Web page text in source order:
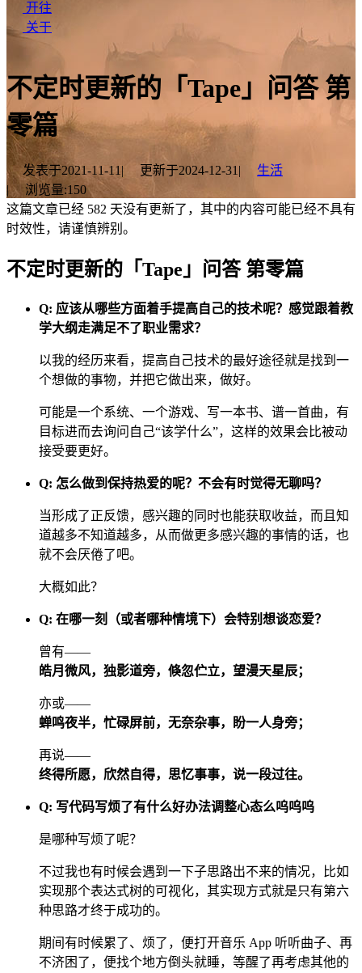
开往
关于
不定时更新的「Tape」问答 第
零篇
发表于2021-11-11 | 更新于2024-12-31 |
生活
|
浏览量:150
这篇文章已经 582 天没有更新了，其中的内容可能已经不具有
时效性，请谨慎辨别。
不定时更新的「Tape」问答 第零篇
Q: 应该从哪些方面着手提高自己的技术呢？感觉跟着教
学大纲走满足不了职业需求？
以我的经历来看，提高自己技术的最好途径就是找到一
个想做的事物，并把它做出来，做好。
可能是一个系统、一个游戏、写一本书、谱一首曲，有
目标进而去询问自己“该学什么”，这样的效果会比被动
接受要更好。
Q: 怎么做到保持热爱的呢？不会有时觉得无聊吗？
当形成了正反馈，感兴趣的同时也能获取收益，而且知
道越多不知道越多，从而做更多感兴趣的事情的话，也
就不会厌倦了吧。
大概如此？
Q: 在哪一刻（或者哪种情境下）会特别想谈恋爱？
曾有——
皓月微风，独影道旁，倏忽伫立，望漫天星辰；
亦或——
蝉鸣夜半，忙碌屏前，无奈杂事，盼一人身旁；
再说——
终得所愿，欣然自得，思忆事事，说一段过往。
Q: 写代码写烦了有什么好办法调整心态么呜呜呜
是哪种写烦了呢？
不过我也有时候会遇到一下子思路出不来的情况，比如
实现那个表达式树的可视化，其实现方式就是只有第六
种思路才终于成功的。
期间有时候累了、烦了，便打开音乐 App 听听曲子、再
不济困了，便找个地方倒头就睡，等醒了再考虑其他的